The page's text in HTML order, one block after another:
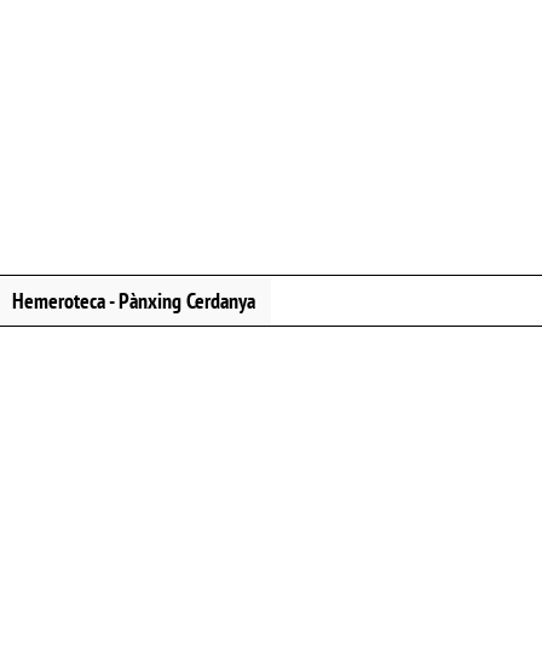
Hemeroteca - Pànxing Cerdanya